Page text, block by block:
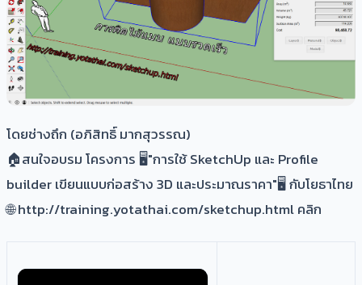
โดยช่างถึก (อภิสิทธิ์ มากสุวรรณ)
​🏠สนใจอบรม โครงการ 🖥️"การใช้ SketchUp และ Profile
builder เขียนแบบก่อสร้าง 3D และประมาณราคา"🖥️ กับโยธาไทย
🌐 http://training.yotathai.com/sketchup.html คลิก